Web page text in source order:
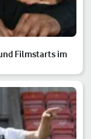
Filmstarts im